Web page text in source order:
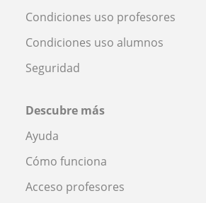
Condiciones uso profesores
Condiciones uso alumnos
Seguridad
Descubre más
Ayuda
Cómo funciona
Acceso profesores